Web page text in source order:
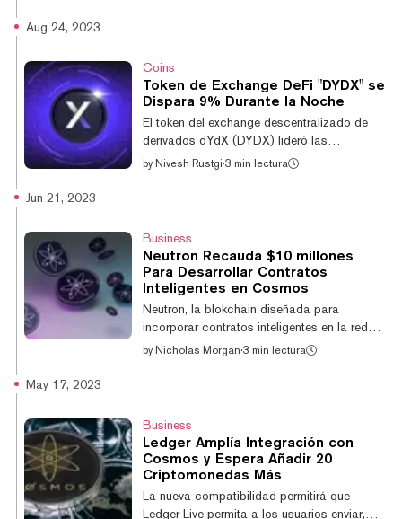
junto con Circle y AngelHack, presentaron la
plataforma blockchain Settlus en el evento
Circle Hacker House de la Semana de
Blockchain de Corea el martes, según un
artículo de Medium publicado en Twitter por
el CEO de Circle,...
Aug 24, 2023
Coins
Token de Exchange DeFi "DYDX" se
Dispara 9% Durante la Noche
El token del exchange descentralizado de
derivados dYdX (DYDX) lideró las
ganancias en las últimas 24 horas entre las
dYdX es un popular exchange
descentralizado, con más de $589 millones
en volumen de operaciones durante las
últimas 24 horas. Sus ganancias se
producen antes del próximo lanzamiento de
la blockchain basada en Cosmos...
by Nivesh Rustgi·3 min lectura
Jun 21, 2023
Business
Neutron Recauda $10 millones
Para Desarrollar Contratos
Inteligentes en Cosmos
Neutron, la blokchain diseñada para
incorporar contratos inteligentes en la red
Cosmos mediante el uso de CosmWasm
Binance Labs junto con un grupo de otros
financiadores que incluyen a CoinFund,
Delphi Ventures, LongHash y Nomad. Según
Avril Dutheil, contribuyente principal de
Neutron, esto apoyará un "importante
by Nicholas Morgan·3 min lectura
May 17, 2023
Business
Ledger Amplía Integración con
Cosmos y Espera Añadir 20
Criptomonedas Más
La nueva compatibilidad permitirá que
Ledger Live permita a los usuarios enviar,